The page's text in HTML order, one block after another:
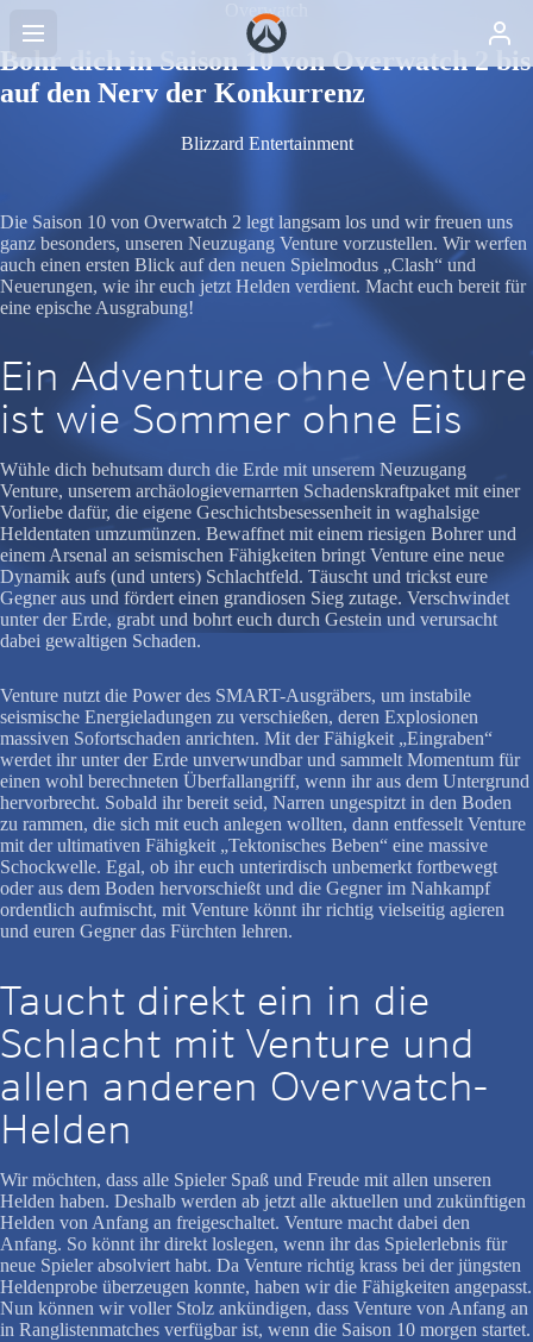
Overwatch
Bohr dich in Saison 10 von Overwatch 2 bis
auf den Nerv der Konkurrenz
Blizzard Entertainment
Die Saison 10 von Overwatch 2 legt langsam los und wir freuen uns
ganz besonders, unseren Neuzugang Venture vorzustellen. Wir werfen
auch einen ersten Blick auf den neuen Spielmodus „Clash“ und
Neuerungen, wie ihr euch jetzt Helden verdient. Macht euch bereit für
eine epische Ausgrabung!
Ein Adventure ohne Venture
ist wie Sommer ohne Eis
Wühle dich behutsam durch die Erde mit unserem Neuzugang
Venture, unserem archäologievernarrten Schadenskraftpaket mit einer
Vorliebe dafür, die eigene Geschichtsbesessenheit in waghalsige
Heldentaten umzumünzen. Bewaffnet mit einem riesigen Bohrer und
einem Arsenal an seismischen Fähigkeiten bringt Venture eine neue
Dynamik aufs (und unters) Schlachtfeld. Täuscht und trickst eure
Gegner aus und fördert einen grandiosen Sieg zutage. Verschwindet
unter der Erde, grabt und bohrt euch durch Gestein und verursacht
dabei gewaltigen Schaden.
Venture nutzt die Power des SMART-Ausgräbers, um instabile
seismische Energieladungen zu verschießen, deren Explosionen
massiven Sofortschaden anrichten. Mit der Fähigkeit „Eingraben“
werdet ihr unter der Erde unverwundbar und sammelt Momentum für
einen wohl berechneten Überfallangriff, wenn ihr aus dem Untergrund
hervorbrecht. Sobald ihr bereit seid, Narren ungespitzt in den Boden
zu rammen, die sich mit euch anlegen wollten, dann entfesselt Venture
mit der ultimativen Fähigkeit „Tektonisches Beben“ eine massive
Schockwelle. Egal, ob ihr euch unterirdisch unbemerkt fortbewegt
oder aus dem Boden hervorschießt und die Gegner im Nahkampf
ordentlich aufmischt, mit Venture könnt ihr richtig vielseitig agieren
und euren Gegner das Fürchten lehren.
Taucht direkt ein in die
Schlacht mit Venture und
allen anderen Overwatch-
Helden
Wir möchten, dass alle Spieler Spaß und Freude mit allen unseren
Helden haben. Deshalb werden ab jetzt alle aktuellen und zukünftigen
Helden von Anfang an freigeschaltet. Venture macht dabei den
Anfang. So könnt ihr direkt loslegen, wenn ihr das Spielerlebnis für
neue Spieler absolviert habt. Da Venture richtig krass bei der jüngsten
Heldenprobe überzeugen konnte, haben wir die Fähigkeiten angepasst.
Nun können wir voller Stolz ankündigen, dass Venture von Anfang an
in Ranglistenmatches verfügbar ist, wenn die Saison 10 morgen startet.